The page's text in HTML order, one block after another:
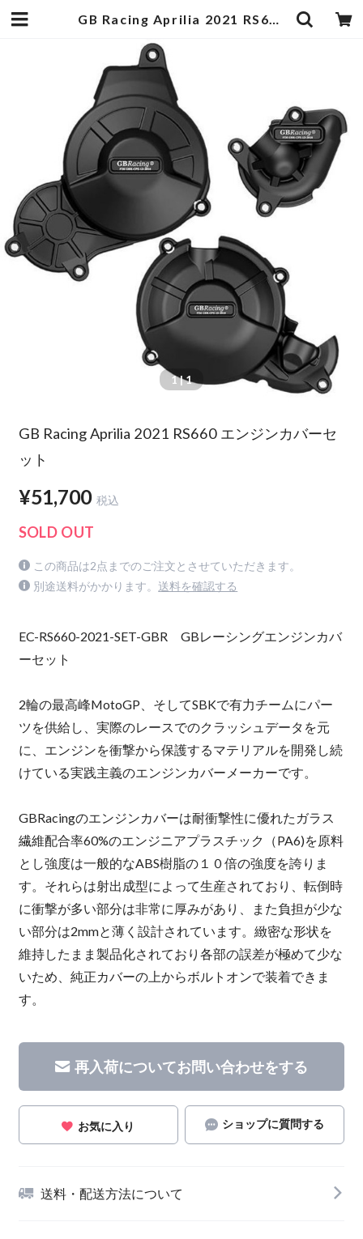
GB Racing Aprilia 2021 RS660 エンジンカバーセット | egukengarage
1| 1
GB Racing Aprilia 2021 RS660 エンジンカバーセ
ット
¥51,700 税込
SOLD OUT
この商品は2点までのご注文とさせていただきます。
別途送料がかかります。 送料を確認する
EC-RS660-2021-SET-GBR GBレーシングエンジンカバ
ーセット
2輪の最高峰MotoGP、そしてSBKで有力チームにパー
ツを供給し、実際のレースでのクラッシュデータを元
に、エンジンを衝撃から保護するマテリアルを開発し続
けている実践主義のエンジンカバーメーカーです。
GBRacingのエンジンカバーは耐衝撃性に優れたガラス
繊維配合率60%のエンジニアプラスチック（PA6)を原料
とし強度は一般的なABS樹脂の１０倍の強度を誇りま
す。それらは射出成型によって生産されており、転倒時
に衝撃が多い部分は非常に厚みがあり、また負担が少な
い部分は2mmと薄く設計されています。緻密な形状を
維持したまま製品化されており各部の誤差が極めて少な
いため、純正カバーの上からボルトオンで装着できま
す。
再入荷についてお問い合わせをする
お気に入り ショップに質問する
送料・配送方法について